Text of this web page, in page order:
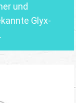
und
Glyx-
.